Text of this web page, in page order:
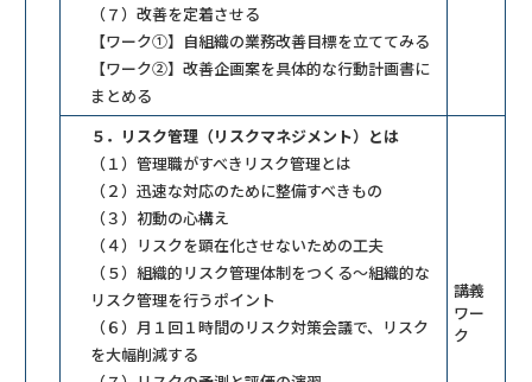
（７）改善を定着させる
【ワーク①】自組織の業務改善目標を立ててみる
【ワーク②】改善企画案を具体的な行動計画書に
まとめる
５．リスク管理（リスクマネジメント）とは
（１）管理職がすべきリスク管理とは
（２）迅速な対応のために整備すべきもの
（３）初動の心構え
（４）リスクを顕在化させないための工夫
（５）組織的リスク管理体制をつくる～組織的な
リスク管理を行うポイント
（６）月１回１時間のリスク対策会議で、リスク
を大幅削減する
講義
ワー
ク